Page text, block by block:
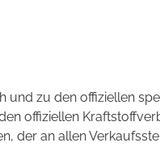
zu den offiziellen
offiziellen
der an allen